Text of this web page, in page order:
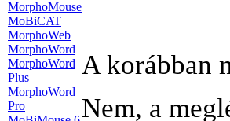
MorphoMouse
MoBiCAT
MorphoWeb
MorphoWord
MorphoWord
Plus
MorphoWord
Pro
A korábban
Nem, a